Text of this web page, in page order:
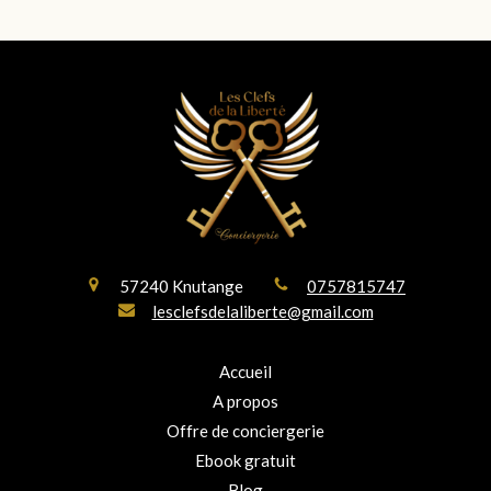
57240 Knutange
0757815747
lesclefsdelaliberte@gmail.com
Accueil
A propos
Offre de conciergerie
Ebook gratuit